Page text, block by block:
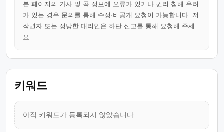
본 페이지의 가사 및 곡 정보에 오류가 있거나 권리 침해 우려
가 있는 경우 문의를 통해 수정·비공개 요청이 가능합니다. 저
작권자 또는 정당한 대리인은 하단 신고를 통해 요청해 주세
요.
키워드
아직 키워드가 등록되지 않았습니다.